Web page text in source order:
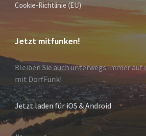
Cookie-Richtlinie (EU)
Jetzt mitfunken!
Bleiben Sie auch unterwegs immer auf
mit DorfFunk!
Jetzt laden für iOS & Android